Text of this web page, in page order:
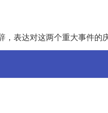
表达对这两个重大事件的